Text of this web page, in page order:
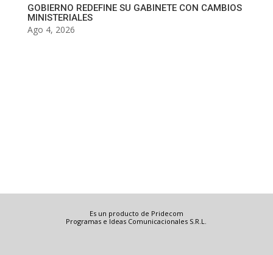
GOBIERNO REDEFINE SU GABINETE CON CAMBIOS
MINISTERIALES
Ago 4, 2026
Es un producto de Pridecom
Programas e Ideas Comunicacionales S.R.L.